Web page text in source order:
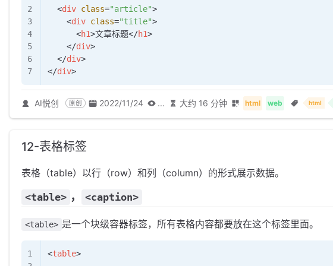
  <
div class="article">
    <
div class="title">
      <
h1>文章标题</h1>
    </
div>
  </
div>
</div>
AI悦创 原创 2022/11/24 ... 大约 16 分钟 html web html
12-表格标签
表格（table）以行（row）和列（column）的形式展示数据。
<table> ， <caption>
<table> 是一个块级容器标签，所有表格内容都要放在这个标签里面。
<table>